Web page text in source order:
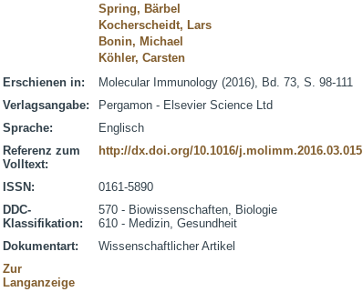
Spring, Bärbel
Kocherscheidt, Lars
Bonin, Michael
Köhler, Carsten
Erschienen in:
Molecular Immunology (2016), Bd. 73, S. 98-111
Verlagsangabe:
Pergamon - Elsevier Science Ltd
Sprache:
Englisch
Referenz zum
Volltext:
http://dx.doi.org/10.1016/j.molimm.2016.03.015
ISSN:
0161-5890
DDC-
Klassifikation:
570 - Biowissenschaften, Biologie
610 - Medizin, Gesundheit
Dokumentart:
Wissenschaftlicher Artikel
Zur
Langanzeige